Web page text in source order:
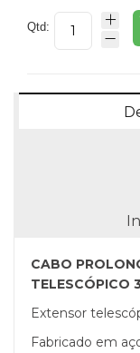
Qtd:
CABO
TELESCÓPICO
Extensor
Fabricado em